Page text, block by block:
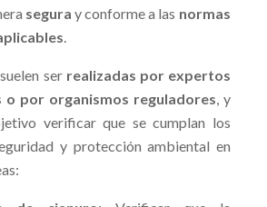
segura y conforme a las normas
.
ser realizadas por expertos
o por organismos reguladores, y
verificar que se cumplan los
y protección ambiental en